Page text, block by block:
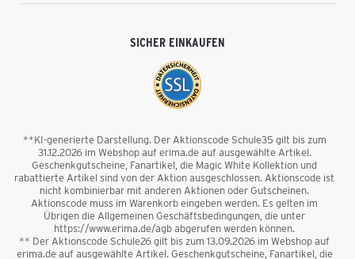
SICHER EINKAUFEN
**KI-generierte Darstellung. Der Aktionscode Schule35 gilt bis zum
31.12.2026 im Webshop auf erima.de auf ausgewählte Artikel.
Geschenkgutscheine, Fanartikel, die Magic White Kollektion und
rabattierte Artikel sind von der Aktion ausgeschlossen. Aktionscode ist
nicht kombinierbar mit anderen Aktionen oder Gutscheinen.
Aktionscode muss im Warenkorb eingeben werden. Es gelten im
Übrigen die Allgemeinen Geschäftsbedingungen, die unter
https://www.erima.de/agb abgerufen werden können.
** Der Aktionscode Schule26 gilt bis zum 13.09.2026 im Webshop auf
erima.de auf ausgewählte Artikel. Geschenkgutscheine, Fanartikel, die